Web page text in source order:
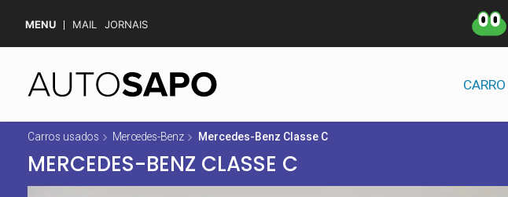
MENU MAIL JORNAIS
Carros usados Mercedes-Benz Mercedes-Benz Classe C
MERCEDES-BENZ CLASSE C